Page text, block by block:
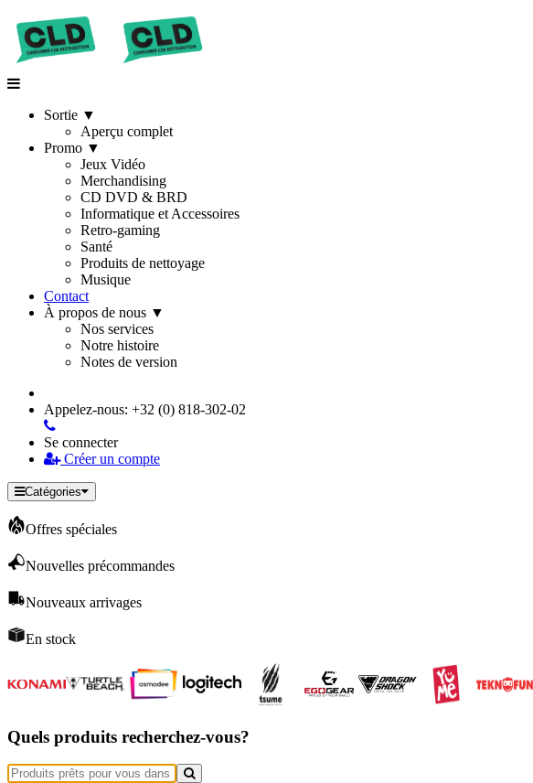
Sortie ▼
Aperçu complet
Promo ▼
Jeux Vidéo
Merchandising
CD DVD & BRD
Informatique et Accessoires
Retro-gaming
Santé
Produits de nettoyage
Musique
Contact
À propos de nous ▼
Nos services
Notre histoire
Notes de version
Appelez-nous: +32 (0) 818-302-02
Se connecter
Créer un compte
Catégories
Offres spéciales
Nouvelles précommandes
Nouveaux arrivages
En stock
Quels produits recherchez-vous?